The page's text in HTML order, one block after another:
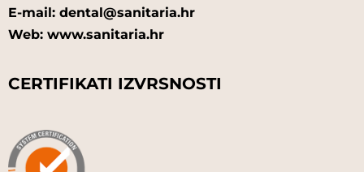
E-mail: dental@sanitaria.hr
Web: www.sanitaria.hr
CERTIFIKATI IZVRSNOSTI